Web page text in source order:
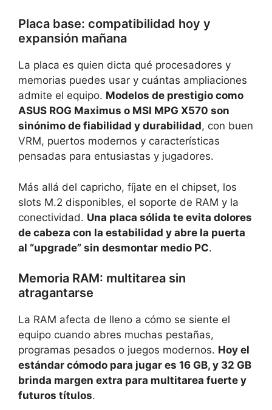
Placa base: compatibilidad hoy y
expansión mañana
La placa es quien dicta qué procesadores y
memorias puedes usar y cuántas ampliaciones
admite el equipo. Modelos de prestigio como
ASUS ROG Maximus o MSI MPG X570 son
sinónimo de fiabilidad y durabilidad, con buen
VRM, puertos modernos y características
pensadas para entusiastas y jugadores.
Más allá del capricho, fíjate en el chipset, los
slots M.2 disponibles, el soporte de RAM y la
conectividad. Una placa sólida te evita dolores
de cabeza con la estabilidad y abre la puerta
al “upgrade” sin desmontar medio PC.
Memoria RAM: multitarea sin
atragantarse
La RAM afecta de lleno a cómo se siente el
equipo cuando abres muchas pestañas,
programas pesados o juegos modernos. Hoy el
estándar cómodo para jugar es 16 GB, y 32 GB
brinda margen extra para multitarea fuerte y
futuros títulos.